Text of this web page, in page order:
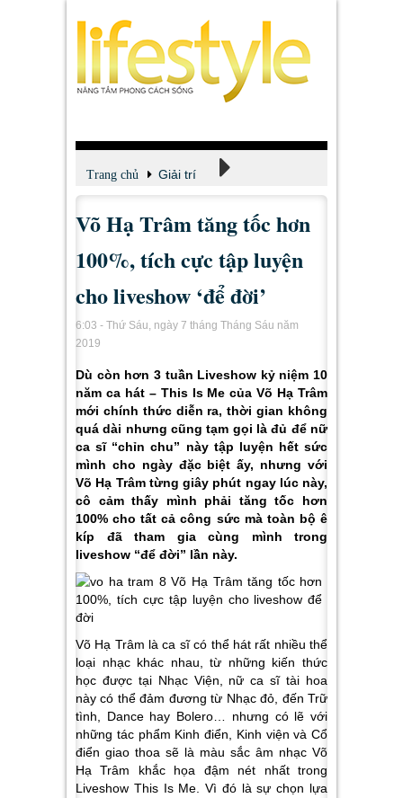
Trang chủ Giải trí
Xem - Nghe - Đọc
Võ Hạ Trâm tăng tốc hơn
100%, tích cực tập luyện
cho liveshow ‘để đời’
6:03 - Thứ Sáu, ngày 7 tháng Tháng Sáu năm
2019
Dù còn hơn 3 tuần Liveshow kỷ niệm 10
năm ca hát – This Is Me của Võ Hạ Trâm
mới chính thức diễn ra, thời gian không
quá dài nhưng cũng tạm gọi là đủ để nữ
ca sĩ “chỉn chu” này tập luyện hết sức
mình cho ngày đặc biệt ấy, nhưng với
Võ Hạ Trâm từng giây phút ngay lúc này,
cô cảm thấy mình phải tăng tốc hơn
100% cho tất cả công sức mà toàn bộ ê
kíp đã tham gia cùng mình trong
liveshow “để đời” lần này.
Võ Hạ Trâm là ca sĩ có thể hát rất nhiều thể
loại nhạc khác nhau, từ những kiến thức
học được tại Nhạc Viện, nữ ca sĩ tài hoa
này có thể đảm đương từ Nhạc đỏ, đến Trữ
tình, Dance hay Bolero… nhưng có lẽ với
những tác phẩm Kinh điển, Kinh viện và Cổ
điển giao thoa sẽ là màu sắc âm nhạc Võ
Hạ Trâm khắc họa đậm nét nhất trong
Liveshow This Is Me. Vì đó là sự chọn lựa